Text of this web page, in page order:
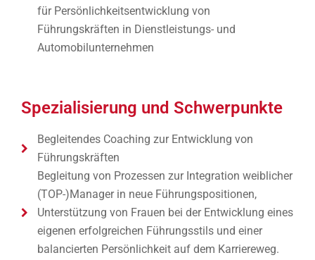
für Persönlichkeitsentwicklung von
Führungskräften in Dienstleistungs- und
Automobilunternehmen
Spezialisierung und Schwerpunkte
Begleitendes Coaching zur Entwicklung von
Führungskräften
Begleitung von Prozessen zur Integration weiblicher
(TOP-)Manager in neue Führungspositionen,
Unterstützung von Frauen bei der Entwicklung eines
eigenen erfolgreichen Führungsstils und einer
balancierten Persönlichkeit auf dem Karriereweg.